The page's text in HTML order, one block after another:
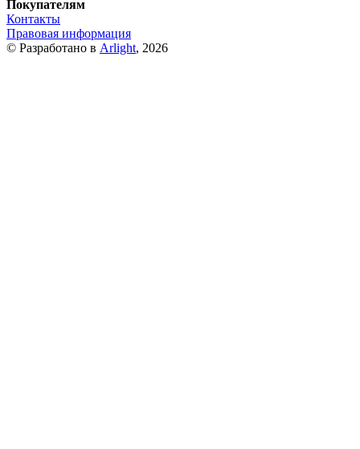
Покупателям
Контакты
Правовая информация
© Разработано в Arlight, 2026